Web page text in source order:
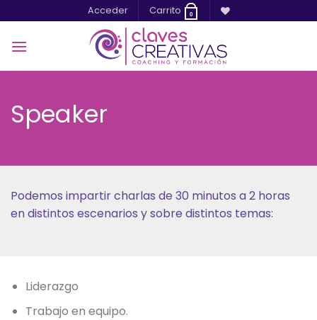
al
contenido
Acceder Carrito 0
Speaker
Podemos impartir charlas de 30 minutos a 2 horas
en distintos escenarios y sobre distintos temas:
Liderazgo
Trabajo en equipo.